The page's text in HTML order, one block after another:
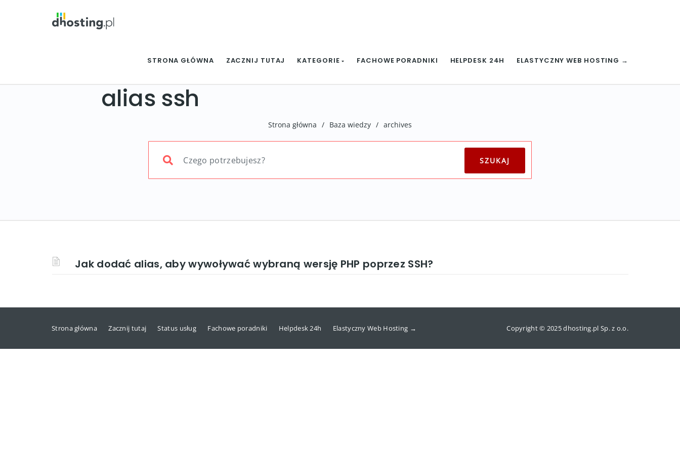
STRONA GŁÓWNA ZACZNIJ TUTAJ KATEGORIE FACHOWE PORADNIKI HELPDESK 24H ELASTYCZNY WEB HOSTING →
alias ssh
Strona główna / Baza wiedzy / archives
Jak dodać alias, aby wywoływać wybraną wersję PHP poprzez SSH?
Strona główna Zacznij tutaj Status usług Fachowe poradniki Helpdesk 24h Elastyczny Web Hosting → Copyright © 2025 dhosting.pl Sp. z o.o.